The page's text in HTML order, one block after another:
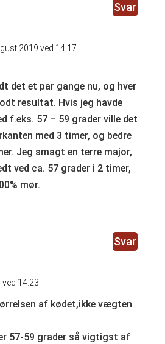
Svar
2019 ved 14:17
det et par gange nu, og hver
resultat. Hvis jeg havde
f.eks. 57 – 59 grader ville det
med 3 timer, og bedre
Jeg smagt en terre major,
ved ca. 57 grader i 2 timer,
mør.
Svar
ved 14:23
af kødet,ikke vægten
57-59 grader så vigtigst af